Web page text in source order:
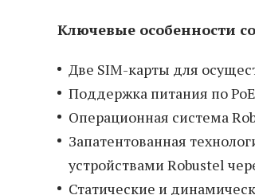
Ключевые особенности
Две SIM-карты для
Поддержка питания по
Операционная система
Запатентованная
устройствами Robustel
Статические и